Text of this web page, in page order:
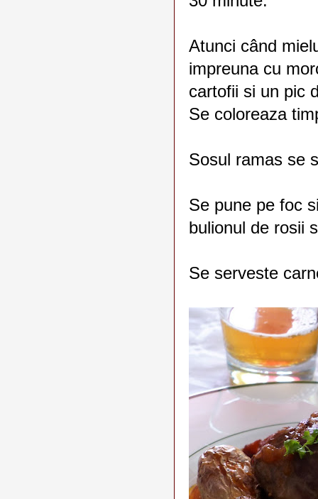
Atunci când
impreuna cu
cartofii si un pic
Se coloreaza
Sosul ramas se
Se pune pe foc
bulionul de rosii
Se serveste